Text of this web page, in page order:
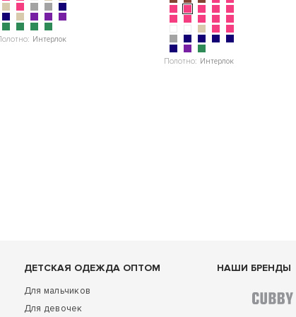
Интерлок
Полотно: Интерлок
ДЕТСКАЯ ОДЕЖДА ОПТОМ
Для мальчиков
Для девочек
НАШИ БРЕНДЫ